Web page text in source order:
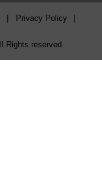
Privacy Policy
Rights reserved.